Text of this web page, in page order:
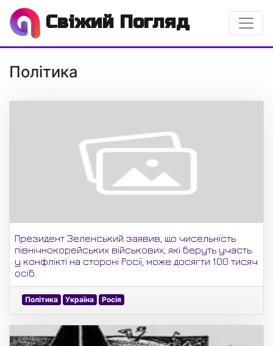
Свіжий Погляд
Політика
Президент Зеленський заявив, що чисельність
північнокорейських військових, які беруть участь
у конфлікті на стороні Росії, може досягти 100 тисяч
осіб.
Політика Україна Росія